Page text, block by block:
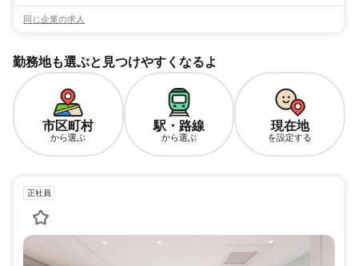
同じ企業の求人
勤務地も選ぶと見つけやすくなるよ
市区町村
から選ぶ
駅・路線
から選ぶ
現在地
を設定する
正社員